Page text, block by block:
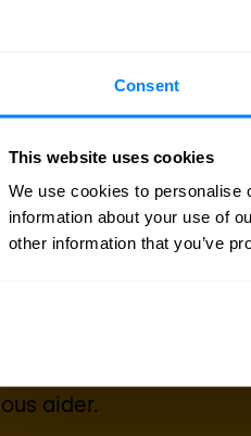
Consent
This website uses cookies
We use cookies to personalise
information about your use of
other information that you’ve
DÈS AUJOURD'HUI
?
sur les prix, des
personnalisé ?
aider.